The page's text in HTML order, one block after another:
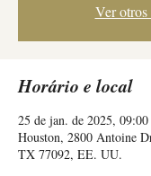
Ver otros
Horário e local
25 de jan. de 2025,
Houston, 2800 Antoine
TX 77092, EE. UU.